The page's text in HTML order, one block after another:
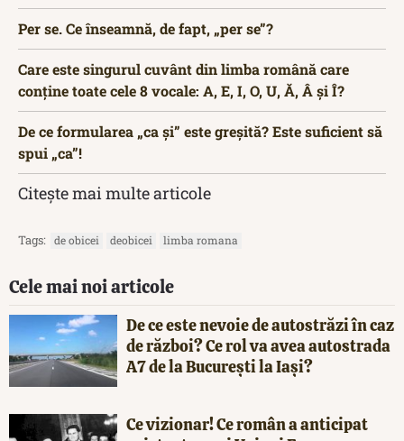
Per se. Ce înseamnă, de fapt, „per se”?
Care este singurul cuvânt din limba română care
conține toate cele 8 vocale: A, E, I, O, U, Ă, Â și Î?
De ce formularea „ca și” este greșită? Este suficient să
spui „ca”!
Citește mai multe articole
Tags: de obicei deobicei limba romana
Cele mai noi articole
De ce este nevoie de autostrăzi în caz
de război? Ce rol va avea autostrada
A7 de la București la Iași?
Ce vizionar! Ce român a anticipat